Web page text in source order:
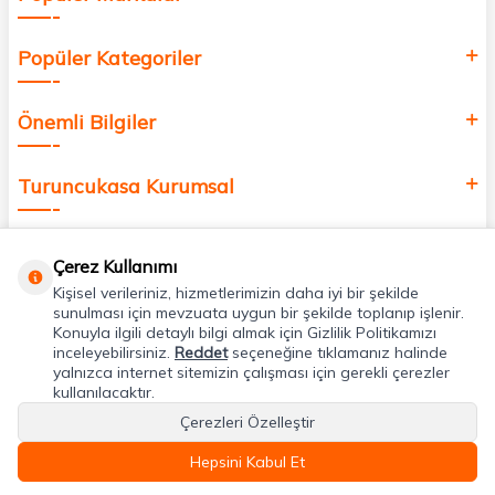
Popüler Kategoriler
Önemli Bilgiler
Turuncukasa Kurumsal
Uygulamalarımız
Adres & İletişim
Çerez Kullanımı
Kişisel verileriniz, hizmetlerimizin daha iyi bir şekilde
sunulması için mevzuata uygun bir şekilde toplanıp işlenir.
Konuyla ilgili detaylı bilgi almak için Gizlilik Politikamızı
inceleyebilirsiniz. Reddetseçeneğine tıklamanız halinde
yalnızca internet sitemizin çalışması için gerekli çerezler
kullanılacaktır.
Çerezleri Özelleştir
Hepsini Kabul Et